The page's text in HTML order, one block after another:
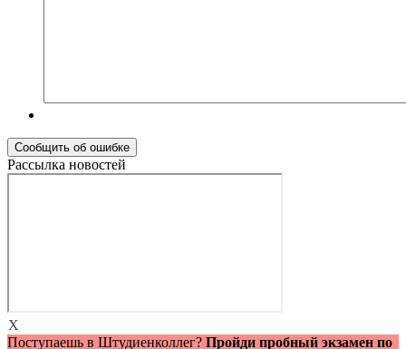
Рассылка новостей
X
Поступаешь в Штудиенколлег? Пройди пробный экзамен по